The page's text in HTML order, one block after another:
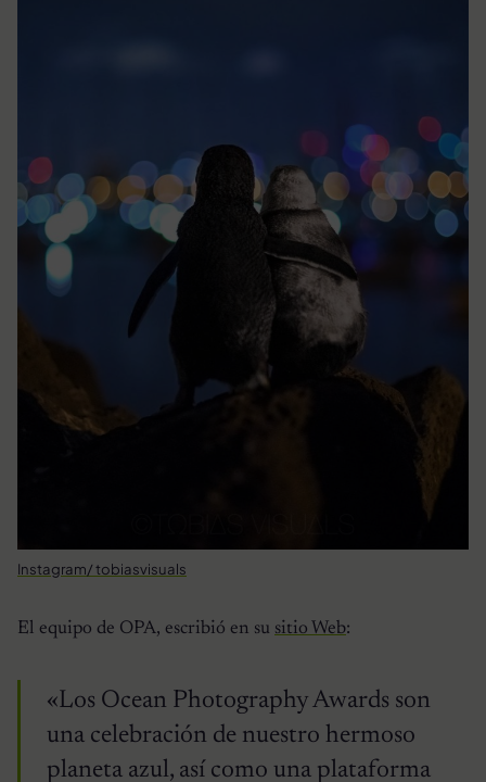
Instagram/ tobiasvisuals
El equipo de OPA, escribió en su sitio Web:
«Los Ocean Photography Awards son
una celebración de nuestro hermoso
planeta azul, así como una plataforma